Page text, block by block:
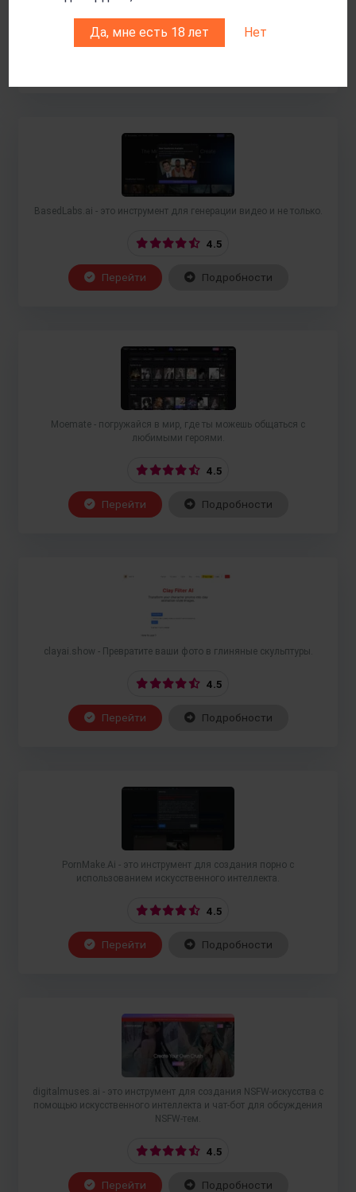
Да, мне есть 18 лет Нет
4.5
BasedLabs.ai - это инструмент для генерации видео и не только.
4.5
Перейти Подробности
Moemate - погружайся в мир, где ты можешь общаться с
любимыми героями.
4.5
Перейти Подробности
clayai.show - Превратите ваши фото в глиняные скульптуры.
4.5
Перейти Подробности
PornMake.Ai - это инструмент для создания порно с
использованием искусственного интеллекта.
4.5
Перейти Подробности
digitalmuses.ai - это инструмент для создания NSFW-искусства с
помощью искусственного интеллекта и чат-бот для обсуждения
NSFW-тем.
4.5
Перейти Подробности